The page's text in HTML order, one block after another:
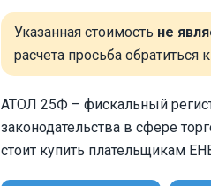
Указанная стоимость не
расчета просьба обратиться
АТОЛ 25Ф – фискальный
законодательства в сфере
стоит купить плательщикам